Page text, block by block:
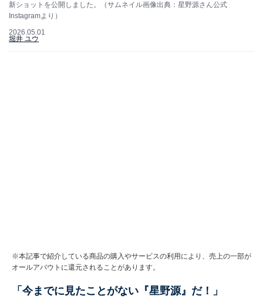
新ショットを公開しました。（サムネイル画像出典：星野源さん公式
Instagramより）
2026.05.01
堀井 ユウ
※本記事で紹介している商品の購入やサービスの利用により、売上の一部が
オールアバウトに還元されることがあります。
「今までに見たことがない『星野源』だ！」